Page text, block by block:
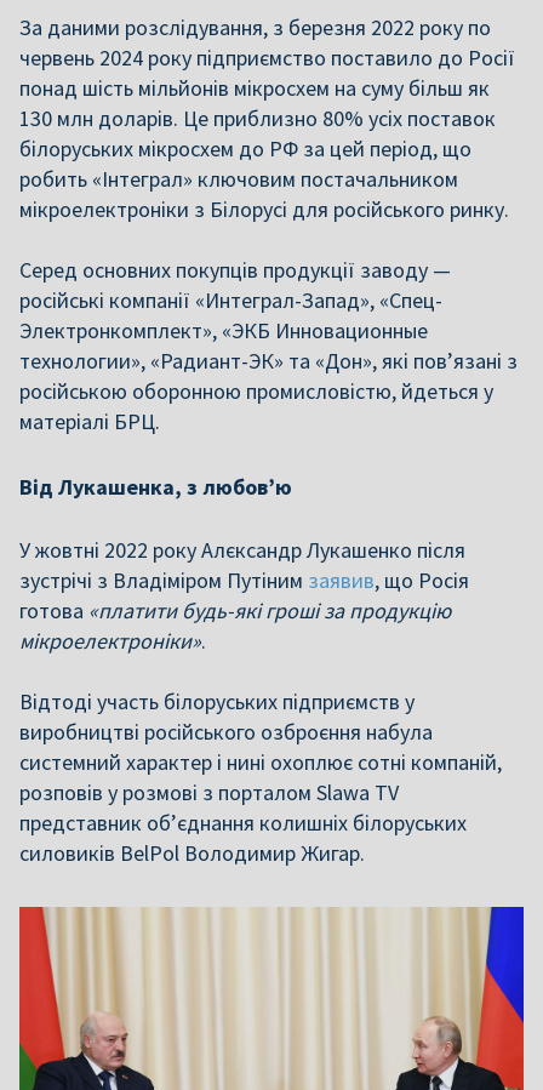
За даними розслідування, з березня 2022 року по
червень 2024 року підприємство поставило до Росії
понад шість мільйонів мікросхем на суму більш як
130 млн доларів. Це приблизно 80% усіх поставок
білоруських мікросхем до РФ за цей період, що
робить «Інтеграл» ключовим постачальником
мікроелектроніки з Білорусі для російського ринку.
Серед основних покупців продукції заводу —
російські компанії «Интеграл-Запад», «Спец-
Электронкомплект», «ЭКБ Инновационные
технологии», «Радиант-ЭК» та «Дон», які пов’язані з
російською оборонною промисловістю, йдеться у
матеріалі БРЦ.
Від Лукашенка, з любов’ю
У жовтні 2022 року Алєксандр Лукашенко після
зустрічі з Владіміром Путіним заявив, що Росія
готова «платити будь-які гроші за продукцію
мікроелектроніки».
Відтоді участь білоруських підприємств у
виробництві російського озброєння набула
системний характер і нині охоплює сотні компаній,
розповів у розмові з порталом Slawa TV
представник об’єднання колишніх білоруських
силовиків BelPol Володимир Жигар.